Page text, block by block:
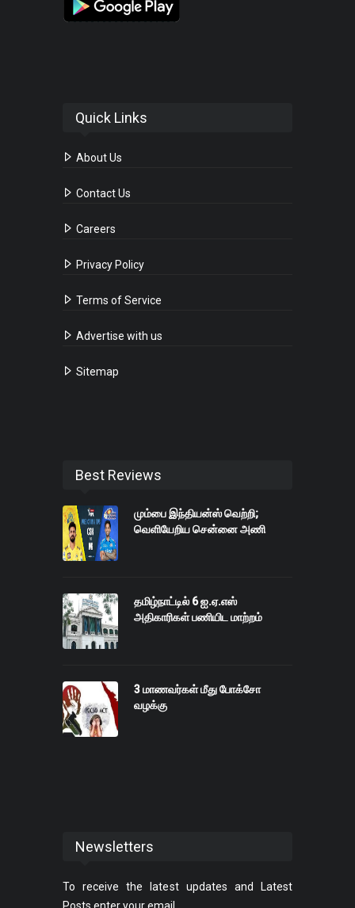
Quick Links
About Us
Contact Us
Careers
Privacy Policy
Terms of Service
Advertise with us
Sitemap
Best Reviews
மும்பை இந்தியன்ஸ் வெற்றி;
வெளியேறிய சென்னை அணி
தமிழ்நாட்டில் 6 ஐ.ஏ.எஸ்
அதிகாரிகள் பணியிட மாற்றம்
3 மாணவர்கள் மீது போக்சோ
வழக்கு
Newsletters
To receive the latest updates and Latest